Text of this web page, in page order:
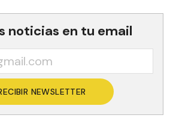
noticias en tu email
NEWSLETTER